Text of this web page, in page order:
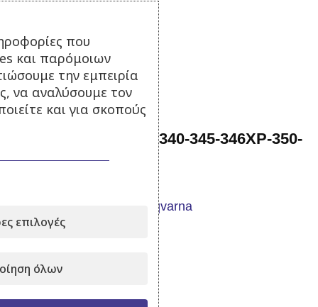
25,00€ με Φ.Π.Α.
Προσθήκη στο καλάθι
Χειρόμιζα Husqvarna 340-345-346XP-350-
351-353 Aftermarket
Σε απόθεμα
Προσθήκη στο καλάθι
που
και παρόμοιων
την εμπειρία
να αναλύσουμε τον
και για σκοπούς
επιλογές
όλων